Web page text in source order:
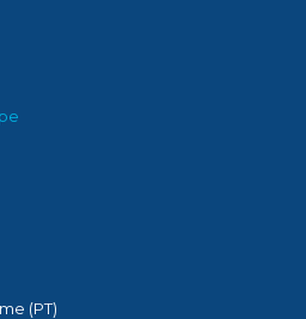
(PT)